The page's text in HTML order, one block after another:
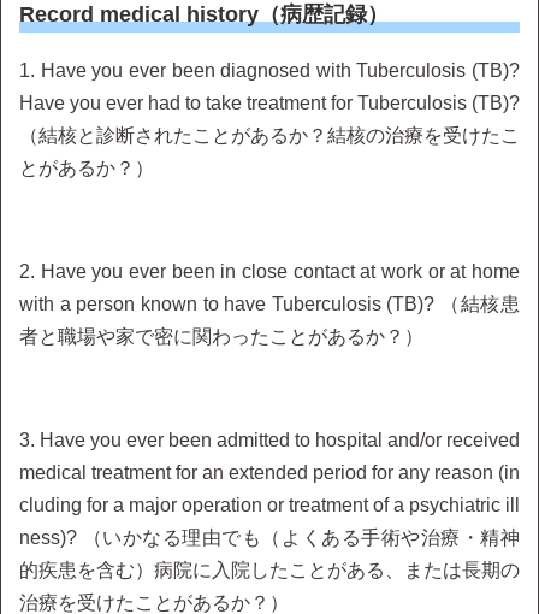
Record medical history（病歴記録）
1. Have you ever been diagnosed with Tuberculosis (TB)?
Have you ever had to take treatment for Tuberculosis (TB)?
（結核と診断されたことがあるか？結核の治療を受けたこ
とがあるか？）
2. Have you ever been in close contact at work or at home
with a person known to have Tuberculosis (TB)? （結核患
者と職場や家で密に関わったことがあるか？）
3. Have you ever been admitted to hospital and/or received
medical treatment for an extended period for any reason (in
cluding for a major operation or treatment of a psychiatric ill
ness)? （いかなる理由でも（よくある手術や治療・精神
的疾患を含む）病院に入院したことがある、または長期の
治療を受けたことがあるか？）